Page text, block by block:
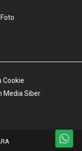
Cookie
Media Siber